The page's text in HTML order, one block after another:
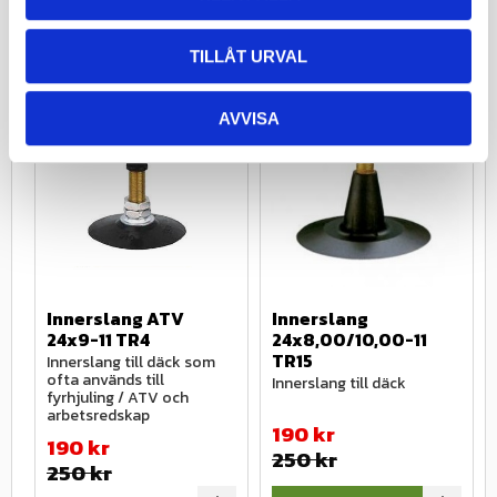
TILLÅT URVAL
AVVISA
Lägg till i favoriter
Innerslang ATV
24x9-11 TR4
Innerslang till däck som
ofta används till
fyrhjuling / ATV och
arbetsredskap
190kr
250kr
24%
Innerslang
24x8,00/10,00-11
TR15
Innerslang till däck
190kr
250kr